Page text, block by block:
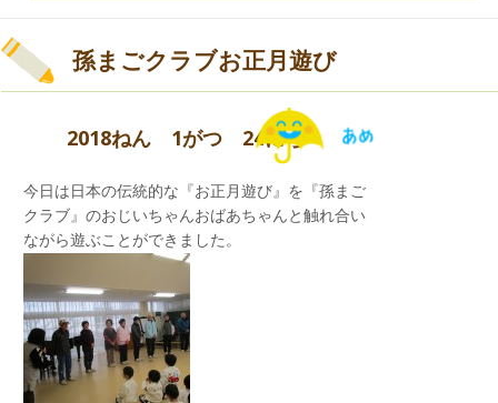
話になりました。
孫まごクラブお正月遊び
2018ねん 1がつ 24にち
今日は日本の伝統的な『お正月遊び』を『孫まご
クラブ』のおじいちゃんおばあちゃんと触れ合い
ながら遊ぶことができました。